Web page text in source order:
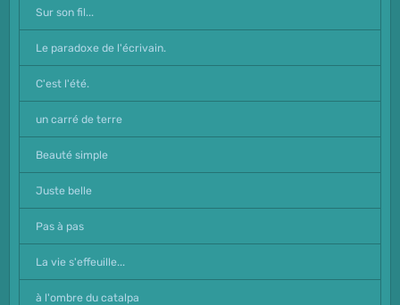
Sur son fil...
Le paradoxe de l'écrivain.
C'est l'été.
un carré de terre
Beauté simple
Juste belle
Pas à pas
La vie s'effeuille...
à l'ombre du catalpa